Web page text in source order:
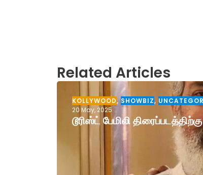
Related Articles
KOLLYWOOD,SHOWBIZ,
20 May, 2025
டூரிஸ்ட் பேமிலி